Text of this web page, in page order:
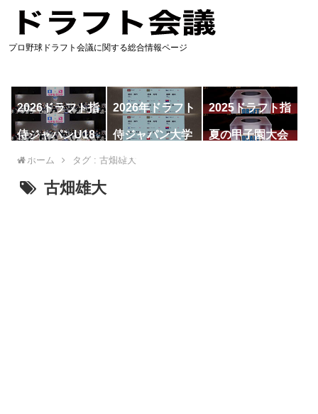
プロ野球ドラフト会議に関する総合情報ページ
2026ドラフト指
名予想
2026年ドラフト
候補
2025ドラフト指
名一覧
侍ジャパンU18
代表
侍ジャパン大学
代表
夏の甲子園大会
ホーム タグ : 古畑雄大
古畑雄大